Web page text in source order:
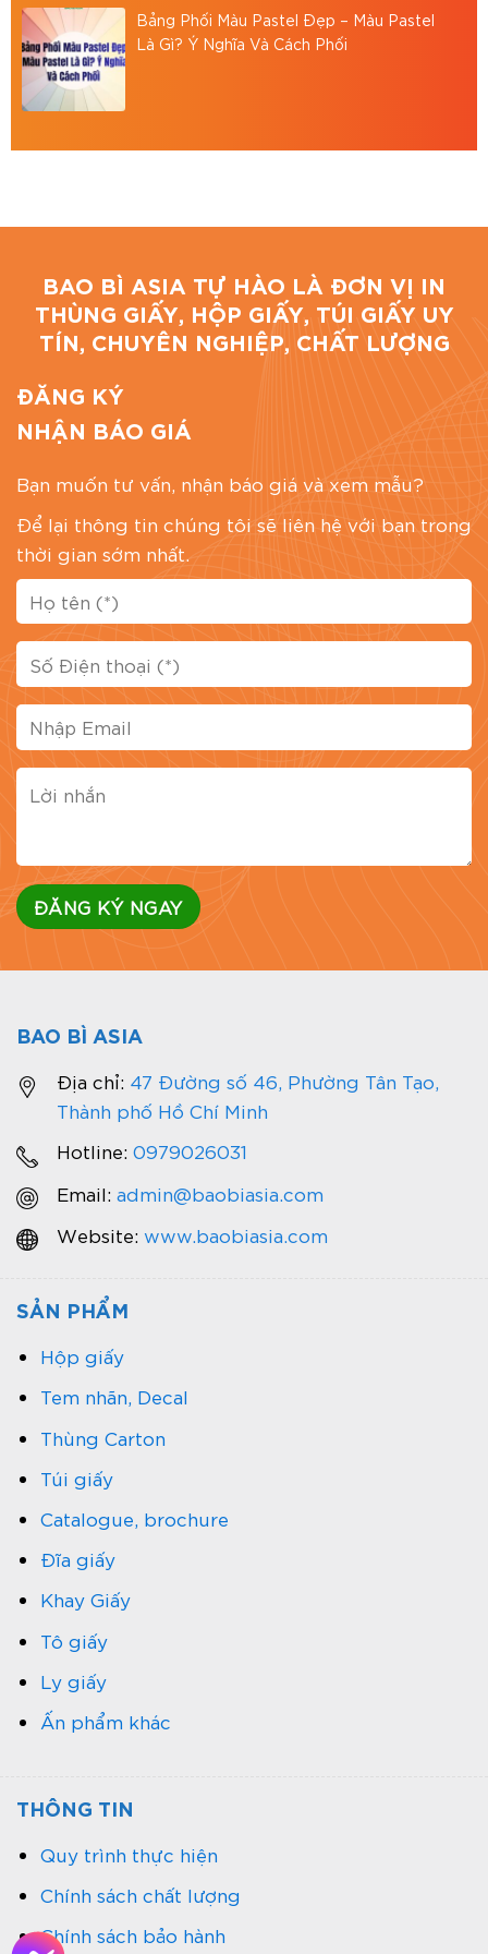
Địa chỉ: 766/18 Lạc Long Quân, Phường 9, Tân
Bình, TP.HCM
Hotline: 0867 886 811
Email: baobiasiavn@gmail.com
Bảng Phối Màu Pastel Đẹp – Màu Pastel
Là Gì? Ý Nghĩa Và Cách Phối
BAO BÌ ASIA TỰ HÀO LÀ ĐƠN VỊ IN
THÙNG GIẤY, HỘP GIẤY, TÚI GIẤY UY
TÍN, CHUYÊN NGHIỆP, CHẤT LƯỢNG
ĐĂNG KÝ
NHẬN BÁO GIÁ
Bạn muốn tư vấn, nhận báo giá và xem mẫu?
Để lại thông tin chúng tôi sẽ liên hệ với bạn trong
thời gian sớm nhất.
BAO BÌ ASIA
Địa chỉ: 47 Đường số 46, Phường Tân Tạo,
Thành phố Hồ Chí Minh
Hotline: 0979026031
Email: admin@baobiasia.com
Website: www.baobiasia.com
SẢN PHẨM
Hộp giấy
Tem nhãn, Decal
Thùng Carton
Túi giấy
Catalogue, brochure
Đĩa giấy
Khay Giấy
Tô giấy
Ly giấy
Ấn phẩm khác
THÔNG TIN
Quy trình thực hiện
Chính sách chất lượng
Chính sách bảo hành